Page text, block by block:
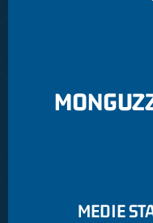
MEDIE